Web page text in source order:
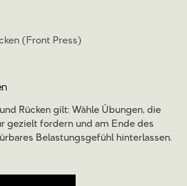
(Front Press)
Rücken gilt: Wähle Übungen, die
gezielt fordern und am Ende des
Belastungsgefühl hinterlassen.